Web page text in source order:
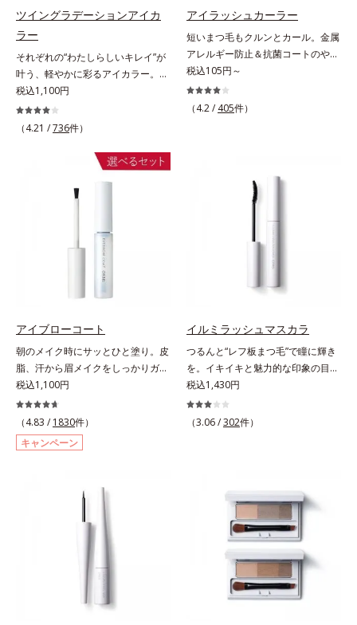
ツイングラデーションアイカ
ラー
それぞれの“わたしらしいキレイ”が
叶う、軽やかに彩るアイカラー。そ
れぞれの“わたしに似合う！”を叶え
る、絶妙な2色セットのデイリーア
イカラーです。自由に使い回せる濃
フに重ねるだけで美しいグラデーシ
ョンが作れて、瞳の印象を確実に
UP。重ね方次第で印象の異なる仕
色を考えたこだわりの色設計だか
ら、冒険カラーも肌にすんなりなじ
み、立体的で華やかな目元に仕上が
ります。容器の中でプレスされた粉
れて丸い粉体になる「バウンスロー
上で転がりやすく、ひと塗りでふわ
っとのび広がります。
税込1,100円
（4.21 /736件）
アイラッシュカーラー
短いまつ毛もクルンとカール。金属
アレルギー防止＆抗菌コートのやさ
しさ設計。短いまつげもクルンとカ
ール。まぶたの丸み、目の幅を徹底
研究したオリジナルフレーム。くる
うに配慮しました。
税込105円～
（4.2 / 405件）
アイブローコート
朝のメイク時にサッとひと塗り。皮
脂、汗から眉メイクをしっかりガー
ド！。メイク時に描いた眉の上から
サッとひと塗りするだけで、描いた
ままの美しい眉を長時間キープしま
す。汗、皮脂、こすれなどから美し
い眉をしっかり守るウォータープル
ングで簡単に落とすことができま
す。速乾性のサラッとした透明の液
なので、塗ったことを忘れてしまう
くらい自然な仕上がり。毎日使うも
のだから、肌へのやさしさも考慮
し、植物性保湿成分・ユリエキスを
税込1,100円
（4.83 / 1830件）
キャンペーン
イルミラッシュマスカラ
つるんと“レフ板まつ毛”で瞳に輝き
を。イキイキと魅力的な印象の目元
へ。“レフ板まつ毛”で瞳に光を映り
込ませ、印象的な目元に魅せるマス
カラです。特殊な板状の粉体がまつ
服や気分に合わせて1本で2つの仕上
がりが楽しめる2wayブラシを採用
しました。ひと塗りでまつ毛を根元
から持ち上げて、美しくセパレート
させ、瞳への輝きをサポートしま
す。しなやかにカールをキープし、
汗や皮脂に強いウォータープルーフ
税込1,430円
（3.06 /302件）